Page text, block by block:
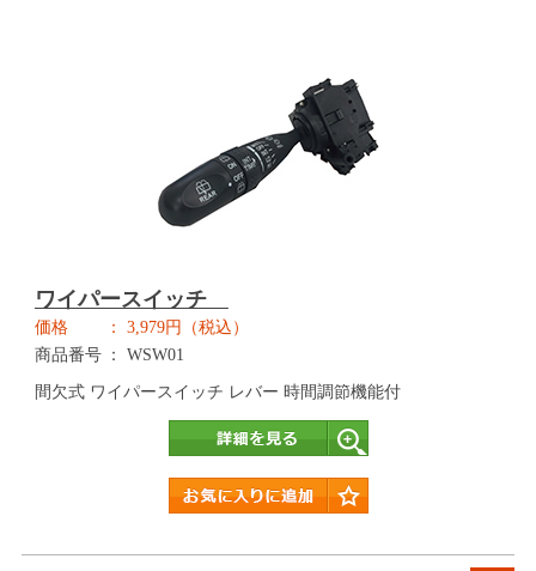
ワイパースイッチ
価格
3,979円（税込）
商品番号
WSW01
間欠式 ワイパースイッチ レバー 時間調節機能付